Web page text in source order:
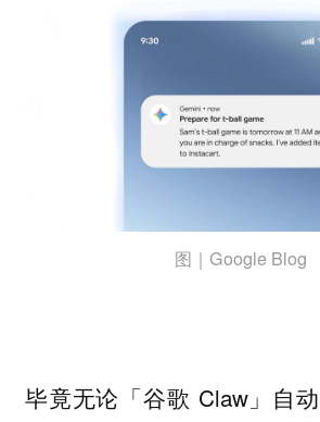
图｜Google Blog
毕竟无论「谷歌 Claw」自